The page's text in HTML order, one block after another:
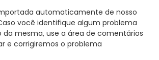
automaticamente de nosso
você identifique algum problema
mesma, use a área de comentários
e corrigiremos o problema